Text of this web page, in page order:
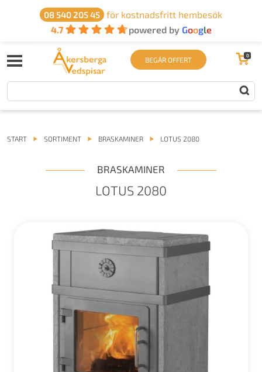
08 540 205 45
för kostnadsfritt hembesök
4.7
powered by Google
BEGÄR OFFERT 0
START SORTIMENT BRASKAMINER LOTUS 2080
BRASKAMINER
LOTUS 2080